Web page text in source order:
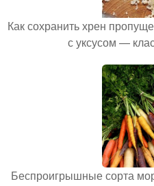
Как сохранить хрен
с уксусом —
Беспроигрышные сорта